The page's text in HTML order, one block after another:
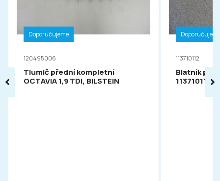
Doporučujeme
120495006
Tlumič přední kompletní
OCTAVIA 1,9 TDI, BILSTEIN
113710112
Blatník
113710112